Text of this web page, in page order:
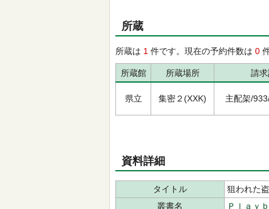
所蔵
所蔵は 1 件です。現在の予約件数は 0
所蔵館 所蔵場所 請
県立 集密２(XXK) 主配架/
資料詳細
タイトル
狙われた
叢書名
Ｐｌａｙ